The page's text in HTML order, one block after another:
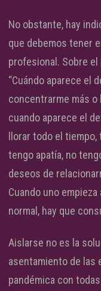
No obstante, hay
que debemos tener
profesional. Sobre el
“Cuándo aparece el
concentrarme más o
cuando aparece el
llorar todo el
tengo apatía, no
deseos de
Cuando uno
normal, hay que
Aislarse no es la
asentamiento de las
pandémica con